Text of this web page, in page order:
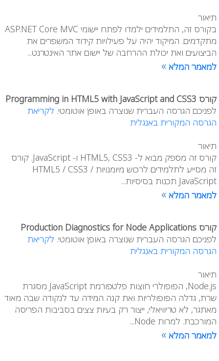
תיאור
בקורס זה, התלמידים ילמדו לפתח יישומי ASP.NET Core MVC
מתקדמים. המיקוד יהיה על פעילויות קידוד המשפרים את
הביצועים ואת יכולת ההרחבה של יישום אתר האינטרנט...
למאמר המלא »
קורס Programming in HTML5 with JavaScript and CSS3
לפניכם הגרסה העברית שנוצרה באופן אוטומטי. לקריאת
הגרסה המקורית באנגלית
תיאור
קורס זה מספק מבוא ל- HTML5, CSS3 ו- JavaScript. קורס
זה מסייע לתלמידים לרכוש מיומנויות HTML5 / CSS3 /
JavaScript תכנות בסיסיות...
למאמר המלא »
קורס Production Diagnostics for Node Applications
לפניכם הגרסה העברית שנוצרה באופן אוטומטי. לקריאת
הגרסה המקורית באנגלית
תיאור
Node.js, הפופולרי חוצות פלטפורמת JavaScript מסגרת
שרת, גדלה הפופולריות ואת קנה המידה עד לנקודה שבה מאוד
מאתגר, לא טריוויאלי, ייצור רק בעיות צצים בסביבות הפריסה
המורכבת. למרות Node...
למאמר המלא »